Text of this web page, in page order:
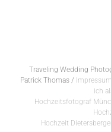
Traveling Wedding
Patrick Thomas / Impressum
ich
Hochzeitsfotograf
Hochzeit